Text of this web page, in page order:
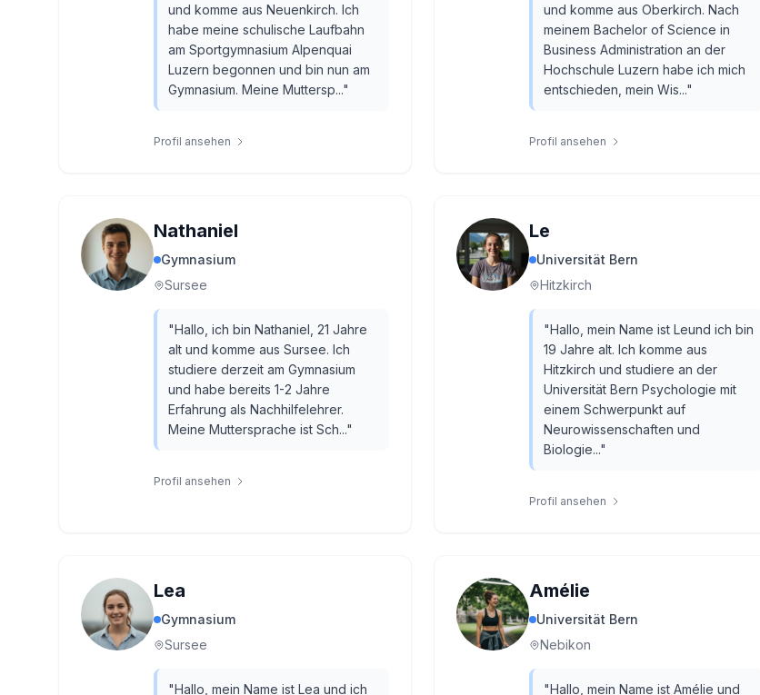
und komme aus Neuenkirch. Ich
habe meine schulische Laufbahn
am Sportgymnasium Alpenquai
Luzern begonnen und bin nun am
Gymnasium. Meine Muttersp..."
Profil ansehen
und komme aus Oberkirch. Nach
meinem Bachelor of Science in
Business Administration an der
Hochschule Luzern habe ich mich
entschieden, mein Wis..."
Profil ansehen
Nathaniel
Gymnasium
Sursee
"Hallo, ich bin Nathaniel, 21 Jahre
alt und komme aus Sursee. Ich
studiere derzeit am Gymnasium
und habe bereits 1-2 Jahre
Erfahrung als Nachhilfelehrer.
Meine Muttersprache ist Sch..."
Profil ansehen
Le
Universität Bern
Hitzkirch
"Hallo, mein Name ist Leund ich bin
19 Jahre alt. Ich komme aus
Hitzkirch und studiere an der
Universität Bern Psychologie mit
einem Schwerpunkt auf
Neurowissenschaften und
Biologie..."
Profil ansehen
Lea
Gymnasium
Sursee
"Hallo, mein Name ist Lea und ich
Amélie
Universität Bern
Nebikon
"Hallo, mein Name ist Amélie und